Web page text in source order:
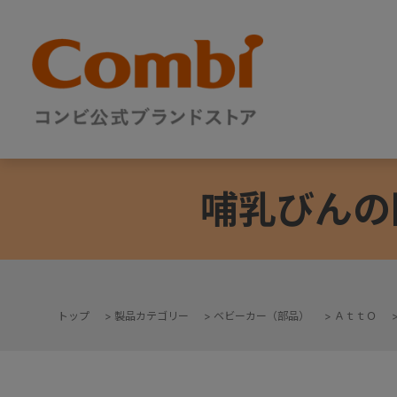
哺乳びん
トップ > 製品カテゴリー > ベビーカー（部品） > ＡｔｔＯ